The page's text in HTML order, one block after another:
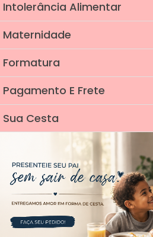
Intolerância Alimentar
Maternidade
Formatura
Pagamento E Frete
Sua Cesta
Adicionais
Panificados E Cereais
Frutas